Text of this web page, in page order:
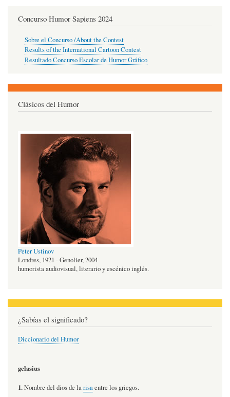
Concurso Humor Sapiens 2024
Sobre el Concurso /About the Contest
Results of the International Cartoon Contest
Resultado Concurso Escolar de Humor Gráfico
Clásicos del Humor
Peter Ustinov
Londres, 1921 - Genolier, 2004
humorista audiovisual, literario y escénico inglés.
¿Sabías el significado?
Diccionario del Humor
gelasius
1.Nombre del dios de larisaentre los griegos.